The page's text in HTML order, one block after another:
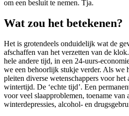
om een besluit te nemen. Tja.
Wat zou het betekenen?
Het is grotendeels onduidelijk wat de
afschaffen van het verzetten van de
hele andere tijd, in een 24-uurs-
we een behoorlijk stukje verder. Als we
pleiten diverse wetenschappers voor het
wintertijd. De ‘echte tijd’. Een
voor veel slaapproblemen, toename van
winterdepressies, alcohol- en